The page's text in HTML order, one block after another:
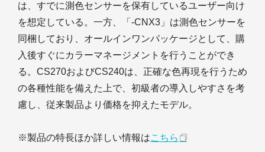
は、すでに測色センサーを保有しているユーザー向け
を想定している。一方、「-CNX3」は測色センサーを
同梱しており、オールインワンパッケージとして、購
入後すぐにカラーマネージメントを行うことができ
る。CS270およびCS240は、正確な色再現を行うため
の各種性能を備えた上で、初級者の導入しやすさを考
慮し、従来製品より価格を抑えたモデル。
※製品の特長ほか詳しい情報はこちら